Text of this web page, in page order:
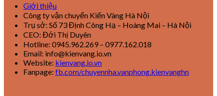
Giới thiệu
Công ty vận chuyển Kiến Vàng Hà Nội
Trụ sở: Số 73 Định Công Hạ – Hoàng Mai – Hà Nội
CEO: Đới Thị Duyên
Hotline: 0945.962.269 – 0977.162.018
Email: info@kienvang.io.vn
Website: kienvang.io.vn
Fanpage: fb.com/chuyennha.vanphong.kienvanghn